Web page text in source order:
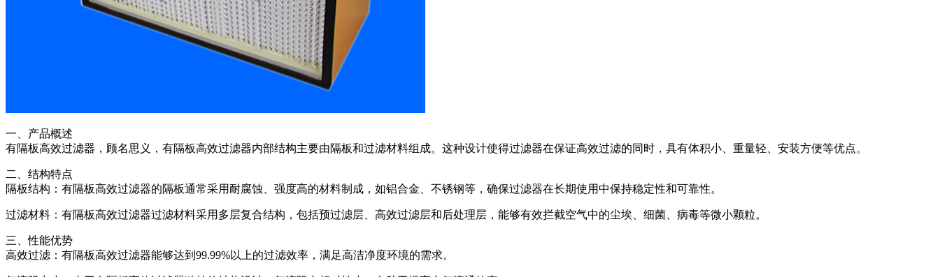
一、产品概述
有隔板高效过滤器，顾名思义，有隔板高效过滤器内部结构主要由隔板和过滤材料组成。这种设计使得过滤器在保证高效过滤的同时，具有体积小、重量轻、安装方便等优点。
二、结构特点
隔板结构：有隔板高效过滤器的隔板通常采用耐腐蚀、强度高的材料制成，如铝合金、不锈钢等，确保过滤器在长期使用中保持稳定性和可靠性。
过滤材料：有隔板高效过滤器过滤材料采用多层复合结构，包括预过滤层、高效过滤层和后处理层，能够有效拦截空气中的尘埃、细菌、病毒等微小颗粒。
三、性能优势
高效过滤：有隔板高效过滤器能够达到99.99%以上的过滤效率，满足高洁净度环境的需求。